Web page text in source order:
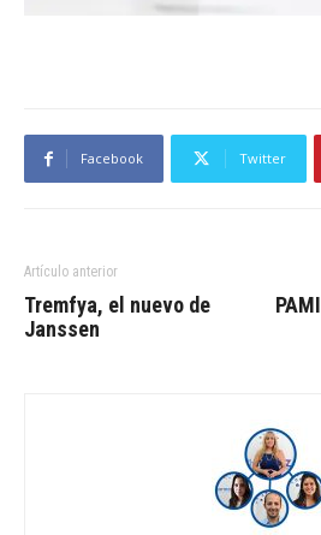
Facebook Twitter
Artículo anterior
Tremfya, el nuevo de
Janssen